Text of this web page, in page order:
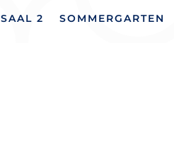
SAAL 2 SOMMERGARTEN